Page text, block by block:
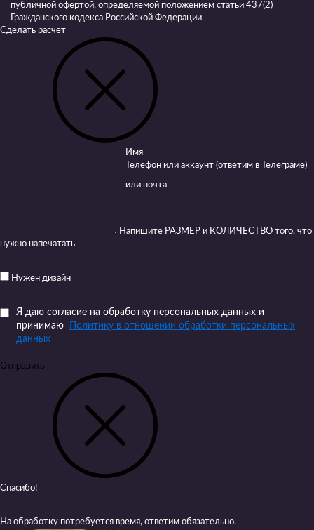
публичной офертой, определяемой положением статьи 437(2)
Гражданского кодекса Российской Федерации
Сделать расчет
Имя
Телефон или аккаунт (ответим в Телеграме)
или почта
Напишите РАЗМЕР и КОЛИЧЕСТВО того, что
нужно напечатать
Нужен дизайн
Я даю согласие на обработку персональных данных и
принимаю
Политику в отношении обработки персональных
данных
Отправить
Спасибо!
На обработку потребуется время, ответим обязательно.